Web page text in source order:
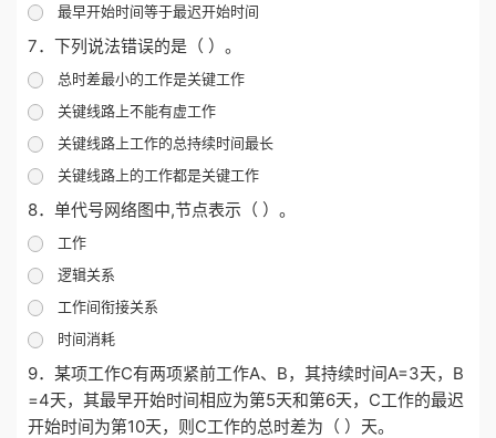
最早开始时间等于最迟开始时间
7．下列说法错误的是（ ）。
总时差最小的工作是关键工作
关键线路上不能有虚工作
关键线路上工作的总持续时间最长
关键线路上的工作都是关键工作
8．单代号网络图中,节点表示（ ）。
工作
逻辑关系
工作间衔接关系
时间消耗
9．某项工作C有两项紧前工作A、B，其持续时间A=3天，B
=4天，其最早开始时间相应为第5天和第6天，C工作的最迟
开始时间为第10天，则C工作的总时差为（ ）天。